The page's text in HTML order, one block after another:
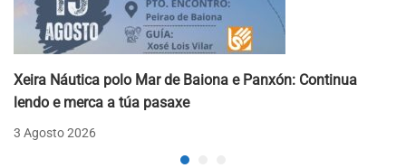
Xeira Náutica polo Mar de Baiona e Panxón: Continua
lendo e merca a túa pasaxe
3 Agosto 2026